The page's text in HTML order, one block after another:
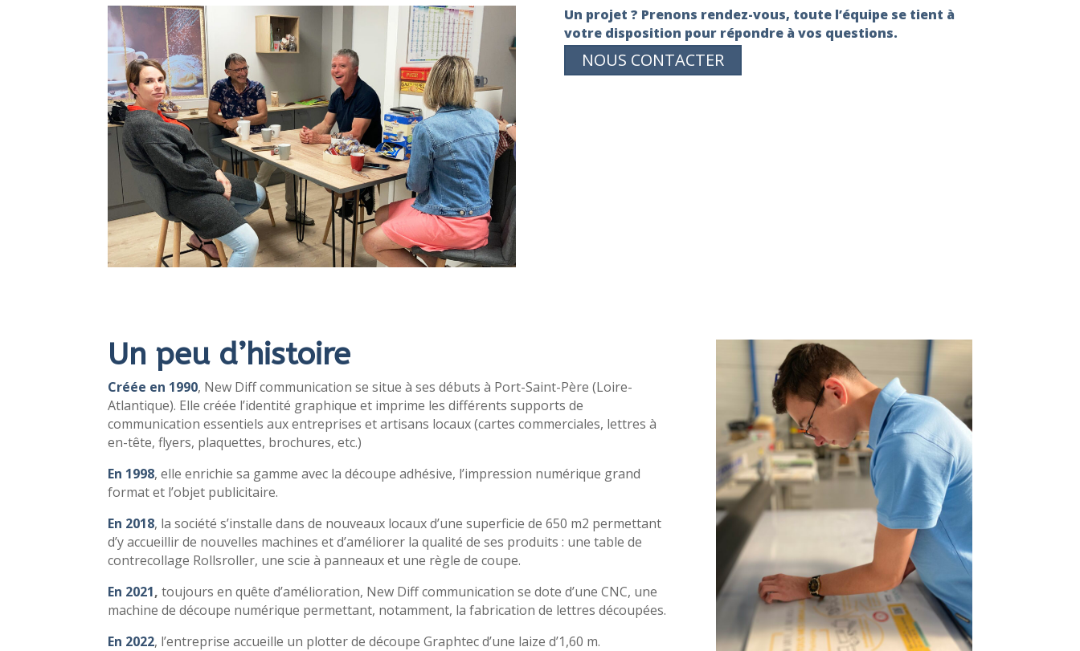
Un projet ? Prenons rendez-vous, toute l’équipe se tient à
votre disposition pour répondre à vos questions.
NOUS CONTACTER
Un peu d’histoire
Créée en 1990, New Diff communication se situe à ses débuts à Port-Saint-Père (Loire-
Atlantique). Elle créée l’identité graphique et imprime les différents supports de
communication essentiels aux entreprises et artisans locaux (cartes commerciales, lettres à
en-tête, flyers, plaquettes, brochures, etc.)
En 1998, elle enrichie sa gamme avec la découpe adhésive, l’impression numérique grand
format et l’objet publicitaire.
En 2018, la société s’installe dans de nouveaux locaux d’une superficie de 650 m2 permettant
d’y accueillir de nouvelles machines et d’améliorer la qualité de ses produits : une table de
contrecollage Rollsroller, une scie à panneaux et une règle de coupe.
En 2021,toujours en quête d’amélioration, New Diff communication se dote d’une CNC, une
machine de découpe numérique permettant, notamment, la fabrication de lettres découpées.
En 2022, l’entreprise accueille un plotter de découpe Graphtec d’une laize d’1,60 m.